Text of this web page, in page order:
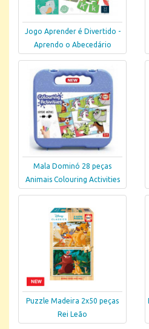
Jogo Aprender é Divertido -
Aprendo o Abecedário
Mala Dominó 28 peças
Animais Colouring Activities
Puzzle Madeira 2x50 peças
Rei Leão